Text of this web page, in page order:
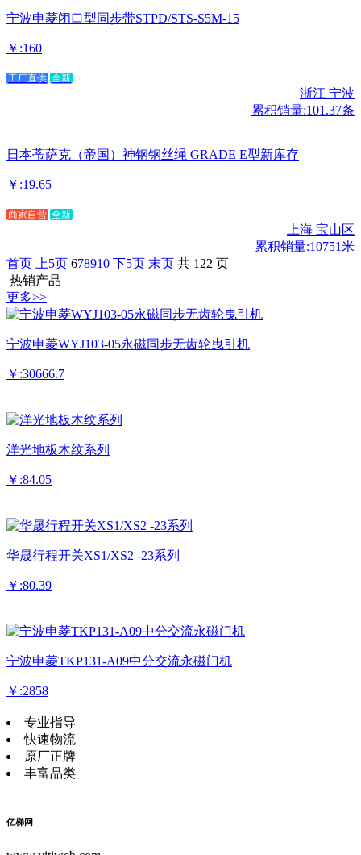
宁波申菱闭口型同步带STPD/STS-S5M-15
￥:160
工厂直供 全新
浙江 宁波
累积销量:101.37条
日本蒂萨克（帝国）神钢钢丝绳 GRADE E型新库存
￥:19.65
商家自营 全新
上海 宝山区
累积销量:10751米
首页
上5页 678910 下5页 末页 共 122 页
热销产品
更多>>
宁波申菱WYJ103-05永磁同步无齿轮曳引机
￥:30666.7
洋光地板木纹系列
￥:84.05
华晟行程开关XS1/XS2 -23系列
￥:80.39
宁波申菱TKP131-A09中分交流永磁门机
￥:2858
专业指导
快速物流
原厂正牌
丰富品类
亿梯网